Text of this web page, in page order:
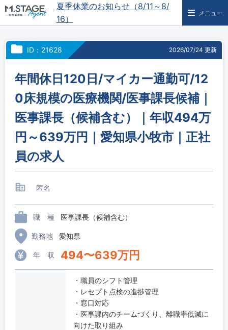
夏季休業のお知らせ（8/11～8/
16）
メニュー
ID：21628 2026/07/24 更新
年間休日120日/マイカー通勤可/12
0床規模の医療機関/医事課長候補｜
医事課長（候補含む）｜年収494万
円～639万円｜愛知県小牧市｜正社
員の求人
匿名
職 種 医事課長（候補含む）
勤務地 愛知県
年 収 494〜639万円
・職員のシフト管理
・レセプト点検の進捗管理
・窓口対応
・医事課内のチームづくり、離職率低減に
向けた取り組み